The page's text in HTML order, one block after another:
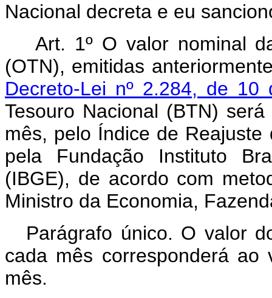
Nacional decreta e eu
Art. 1º O valor nominal
(OTN), emitidas
Decreto-Lei nº 2.284, de
Tesouro Nacional (BTN)
mês, pelo Índice de
pela Fundação Instituto
(IBGE), de acordo com
Ministro da Economia,
Parágrafo único. O valor
cada mês corresponderá
mês.